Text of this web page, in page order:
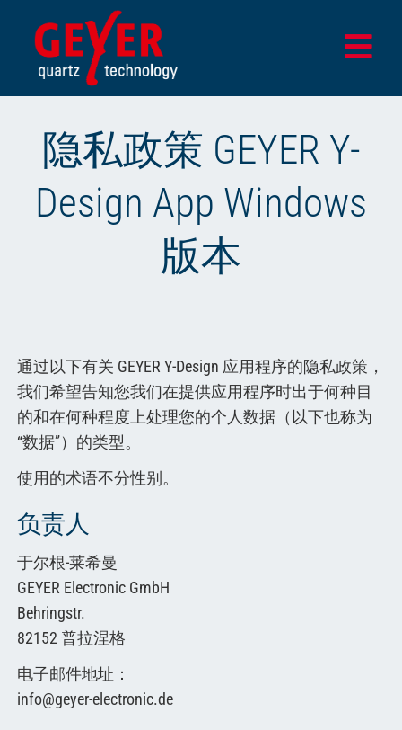
content
产品
设计与测试中心
商店
中文
隐私政策 GEYER Y-
Design App Windows
版本
通过以下有关 GEYER Y-Design 应用程序的隐私政策，
我们希望告知您我们在提供应用程序时出于何种目
的和在何种程度上处理您的个人数据（以下也称为
“数据”）的类型。
使用的术语不分性别。
负责人
于尔根-莱希曼
GEYER Electronic GmbH
Behringstr.
82152 普拉涅格
电子邮件地址：
info@geyer-electronic.de